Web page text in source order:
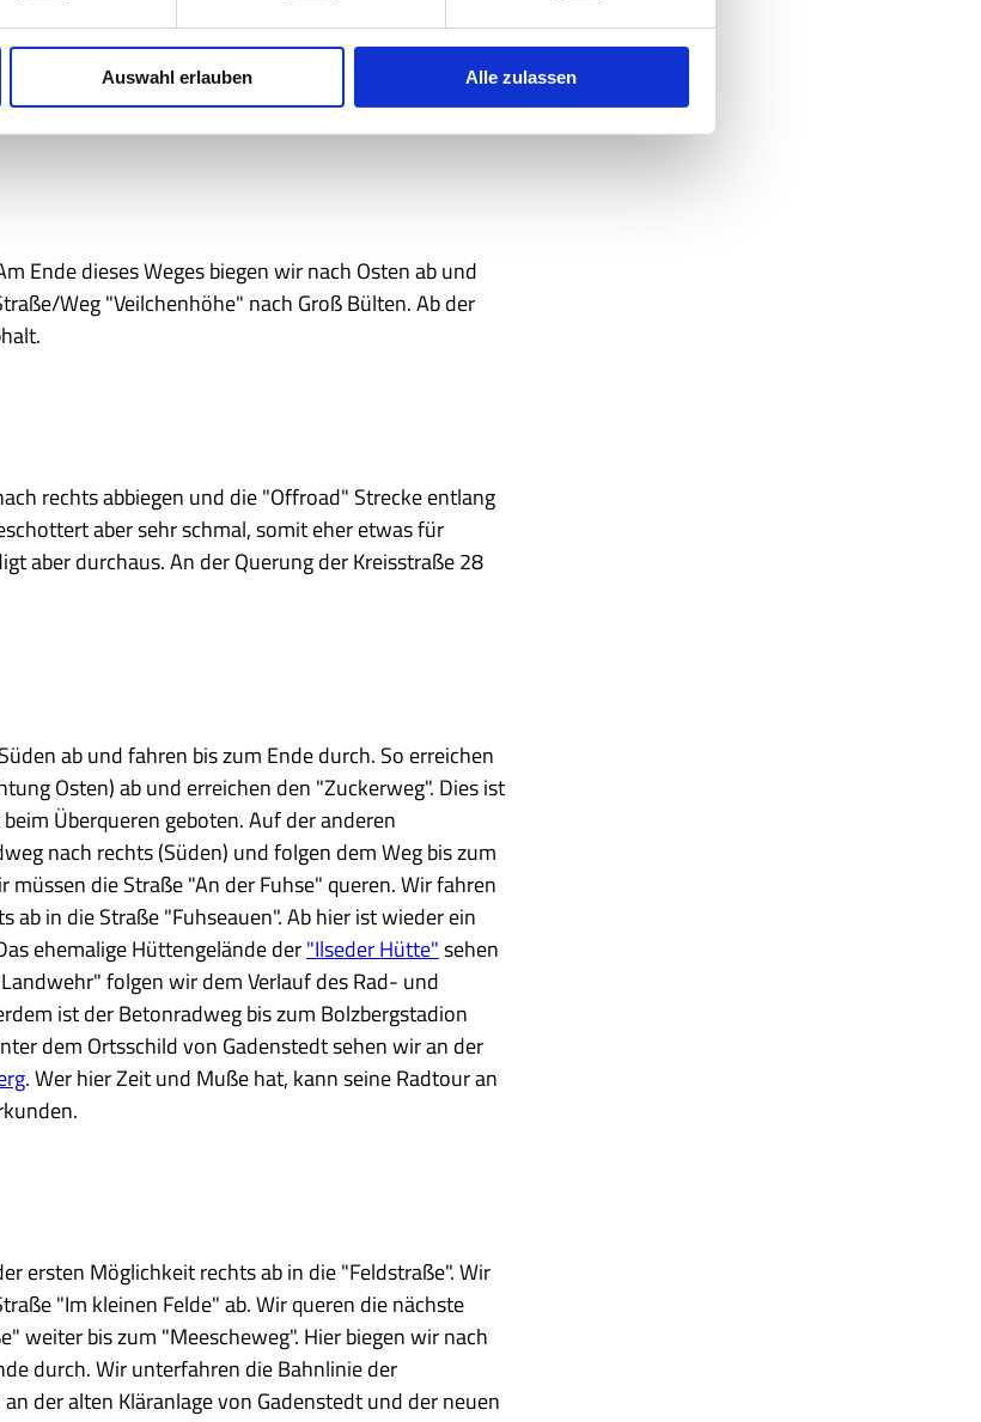
Auswahl erlauben Alle zulassen
möchte, sollte an der nächsten Biegung nach
Ferner befinden sich hier in unmittelbarer Nähe
Ende dieses Weges biegen wir nach Osten ab und
Weg "Veilchenhöhe" nach Groß Bülten. Ab der
rechts abbiegen und die "Offroad" Strecke entlang
aber sehr schmal, somit eher etwas für
aber durchaus. An der Querung der Kreisstraße 28
ab und fahren bis zum Ende durch. So erreichen
Osten) ab und erreichen den "Zuckerweg". Dies ist
Überqueren geboten. Auf der anderen
nach rechts (Süden) und folgen dem Weg bis zum
die Straße "An der Fuhse" queren. Wir fahren
in die Straße "Fuhseauen". Ab hier ist wieder ein
ehemalige Hüttengelände der"Ilseder Hütte"sehen
folgen wir dem Verlauf des Rad- und
ist der Betonradweg bis zum Bolzbergstadion
dem Ortsschild von Gadenstedt sehen wir an der
. Wer hier Zeit und Muße hat, kann seine Radtour an
ersten Möglichkeit rechts ab in die "Feldstraße". Wir
"Im kleinen Felde" ab. Wir queren die nächste
weiter bis zum "Meescheweg". Hier biegen wir nach
durch. Wir unterfahren die Bahnlinie der
der alten Kläranlage von Gadenstedt und der neuen